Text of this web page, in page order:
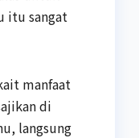
itu sangat
manfaat
di
langsung